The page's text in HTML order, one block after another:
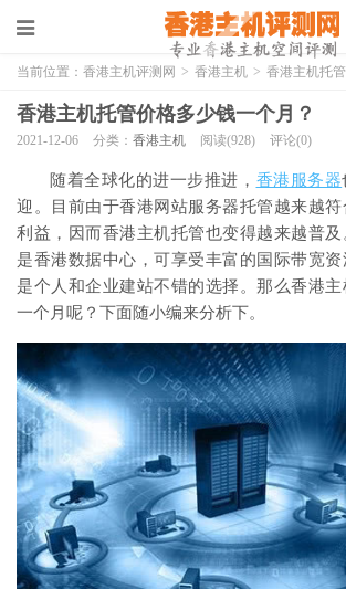
当前位置： 香港主机评测网 > 香港主机 > 香港主机托
香港主机托管价格多少钱一个月？
2021-12-06 分类： 香港主机 阅读(928) 评论(0)
随着全球化的进一步推进， 香港服务器
迎。目前由于香港网站服务器托管越来越
利益，因而香港主机托管也变得越来越普
是香港数据中心，可享受丰富的国际带宽资
是个人和企业建站不错的选择。那么香港
一个月呢？下面随小编来分析下。